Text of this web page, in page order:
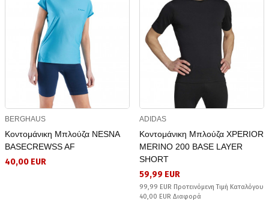
BERGHAUS
Κοντομάνικη Μπλούζα NESNA
BASECREWSS AF
40,00 EUR
ADIDAS
Κοντομάνικη Μπλούζα XPERIOR
MERINO 200 BASE LAYER
SHORT
59,99 EUR
99,99 EUR Προτεινόμενη Τιμή Καταλόγου
40,00 EUR Διαφορά